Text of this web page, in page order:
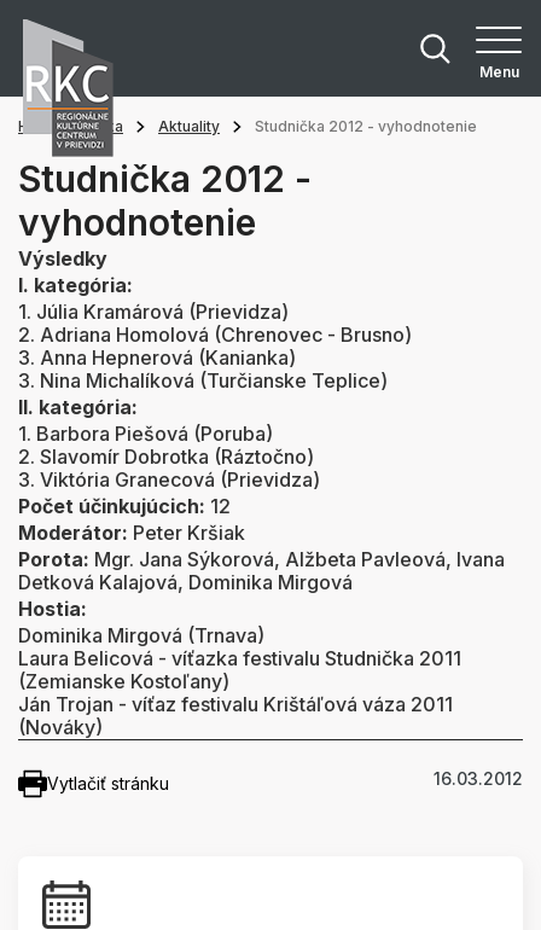
Menu
Hlavná stránka Aktuality Studnička 2012 - vyhodnotenie
Studnička 2012 -
vyhodnotenie
Výsledky
I. kategória:
1. Júlia Kramárová (Prievidza)
2. Adriana Homolová (Chrenovec - Brusno)
3. Anna Hepnerová (Kanianka)
3. Nina Michalíková (Turčianske Teplice)
II. kategória:
1. Barbora Piešová (Poruba)
2. Slavomír Dobrotka (Ráztočno)
3. Viktória Granecová (Prievidza)
Počet účinkujúcich: 12
Moderátor: Peter Kršiak
Porota: Mgr. Jana Sýkorová, Alžbeta Pavleová, Ivana
Detková Kalajová, Dominika Mirgová
Hostia:
Dominika Mirgová (Trnava)
Laura Belicová - víťazka festivalu Studnička 2011
(Zemianske Kostoľany)
Ján Trojan - víťaz festivalu Krištáľová váza 2011
(Nováky)
Vytlačiť stránku 16.03.2012